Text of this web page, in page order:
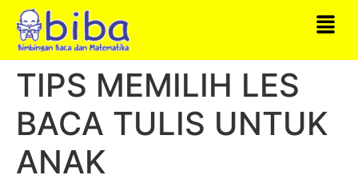
TIPS MEMILIH LES
BACA TULIS UNTUK
ANAK